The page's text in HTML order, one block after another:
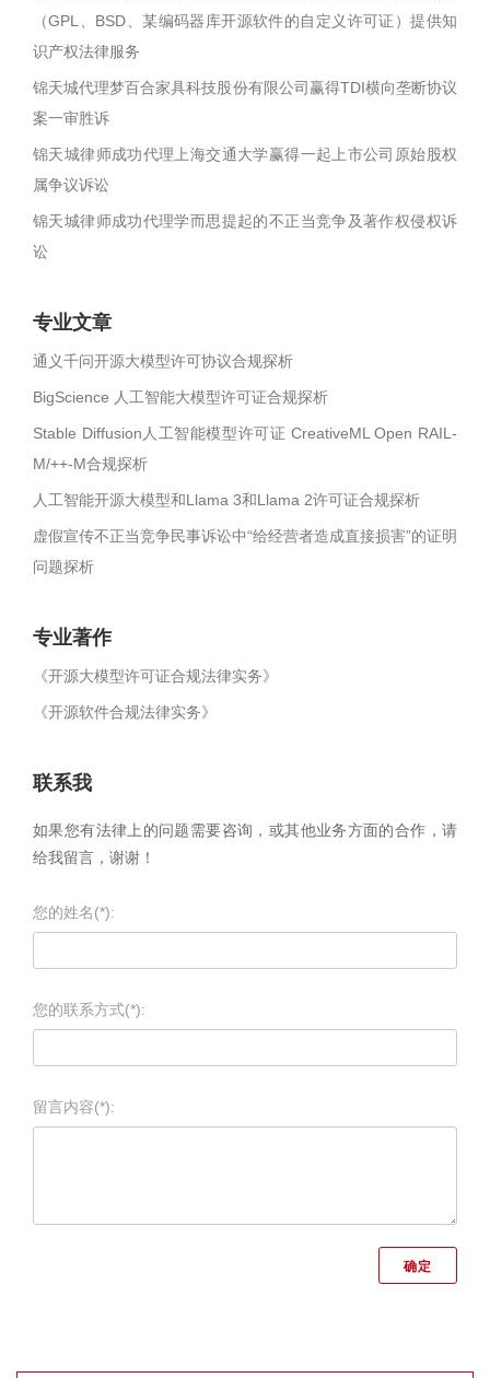
（GPL、BSD、某编码器库开源软件的自定义许可证）提供知
识产权法律服务
锦天城代理梦百合家具科技股份有限公司赢得TDI横向垄断协议
案一审胜诉
锦天城律师成功代理上海交通大学赢得一起上市公司原始股权
属争议诉讼
锦天城律师成功代理学而思提起的不正当竞争及著作权侵权诉
讼
专业文章
通义千问开源大模型许可协议合规探析
BigScience 人工智能大模型许可证合规探析
Stable Diffusion人工智能模型许可证 CreativeML Open RAIL-
M/++-M合规探析
人工智能开源大模型和Llama 3和Llama 2许可证合规探析
虚假宣传不正当竞争民事诉讼中“给经营者造成直接损害”的证明
问题探析
专业著作
《开源大模型许可证合规法律实务》
《开源软件合规法律实务》
联系我
如果您有法律上的问题需要咨询，或其他业务方面的合作，请
给我留言，谢谢！
您的姓名(*):
您的联系方式(*):
留言内容(*):